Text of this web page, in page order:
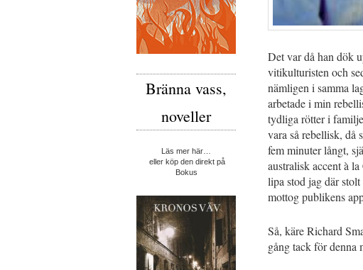
Det var då han dök
vitikulturisten och
nämligen i samma
arbetade i min
tydliga rötter i
vara så rebellisk, då
fem minuter långt,
australisk accent à
lipa stod jag där
mottog publikens
Så, käre Richard
gång tack för denna
Bränna vass,
noveller
Läs mer här…
eller köp den direkt på
Bokus